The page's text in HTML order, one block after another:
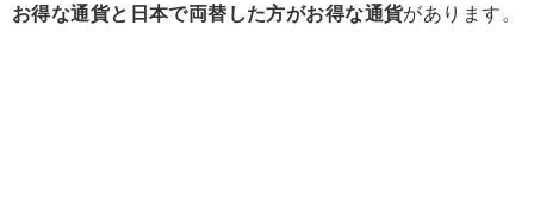
お得な通貨と日本で両替した方がお得な通貨があります。